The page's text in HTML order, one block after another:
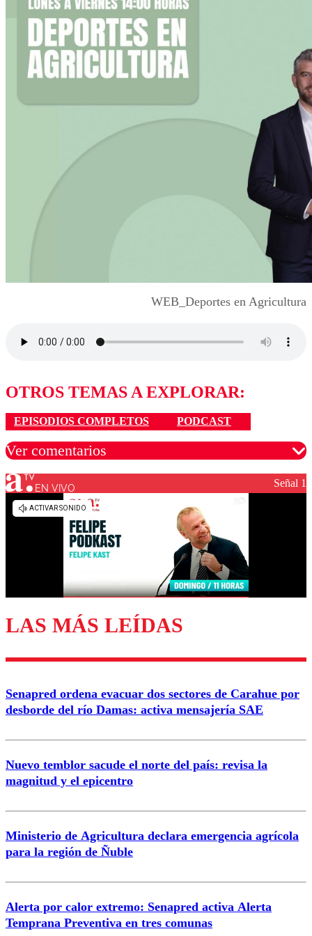
WEB_Deportes en Agricultura
OTROS TEMAS A EXPLORAR:
EPISODIOS COMPLETOS PODCAST
Ver comentarios
Los comentarios son moderados para garantizar un
diálogo respetuoso.
Enviar comentario
EN VIVO Señal 1
LAS MÁS LEÍDAS
Senapred ordena evacuar dos sectores de Carahue por
desborde del río Damas: activa mensajería SAE
Nuevo temblor sacude el norte del país: revisa la
magnitud y el epicentro
Ministerio de Agricultura declara emergencia agrícola
para la región de Ñuble
Alerta por calor extremo: Senapred activa Alerta
Temprana Preventiva en tres comunas